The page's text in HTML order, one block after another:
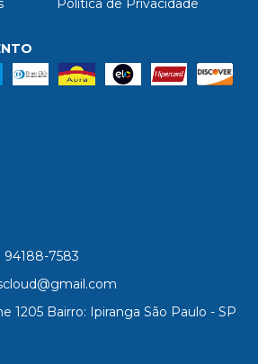
Política de Privacidade
94188-7583
1205 Bairro: Ipiranga São Paulo - SP